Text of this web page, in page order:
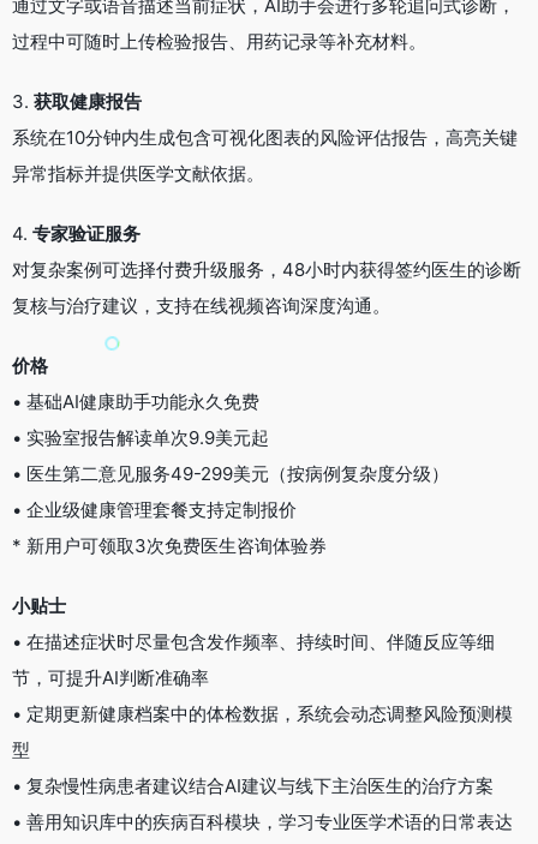
通过文字或语音描述当前症状，AI助手会进行多轮追问式诊断，
过程中可随时上传检验报告、用药记录等补充材料。
3. 获取健康报告
系统在10分钟内生成包含可视化图表的风险评估报告，高亮关键
异常指标并提供医学文献依据。
4. 专家验证服务
对复杂案例可选择付费升级服务，48小时内获得签约医生的诊断
复核与治疗建议，支持在线视频咨询深度沟通。
价格
• 基础AI健康助手功能永久免费
• 实验室报告解读单次9.9美元起
• 医生第二意见服务49-299美元（按病例复杂度分级）
• 企业级健康管理套餐支持定制报价
* 新用户可领取3次免费医生咨询体验券
小贴士
• 在描述症状时尽量包含发作频率、持续时间、伴随反应等细
节，可提升AI判断准确率
• 定期更新健康档案中的体检数据，系统会动态调整风险预测模
型
• 复杂慢性病患者建议结合AI建议与线下主治医生的治疗方案
• 善用知识库中的疾病百科模块，学习专业医学术语的日常表达